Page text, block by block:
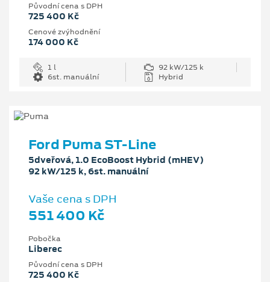
Původní cena s DPH
725 400 Kč
Cenové zvýhodnění
174 000 Kč
1 l
92 kW/125 k
6st. manuální
Hybrid
Ford Puma ST-Line
5dveřová, 1.0 EcoBoost Hybrid (mHEV)
92 kW/125 k, 6st. manuální
Vaše cena s DPH
551 400 Kč
Pobočka
Liberec
Původní cena s DPH
725 400 Kč